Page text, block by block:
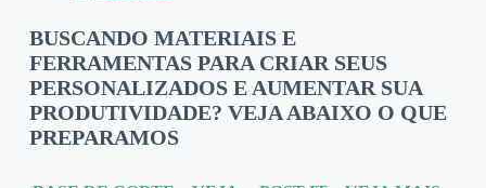
BUSCANDO MATERIAIS E
FERRAMENTAS PARA CRIAR SEUS
PERSONALIZADOS E AUMENTAR SUA
PRODUTIVIDADE? VEJA ABAIXO O QUE
PREPARAMOS